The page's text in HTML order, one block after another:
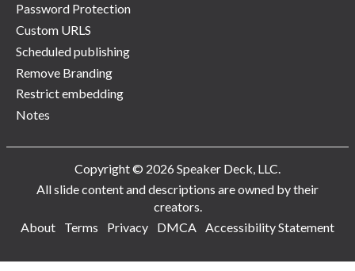
Password Protection
Custom URLS
Scheduled publishing
Remove Branding
Restrict embedding
Notes
Copyright © 2026 Speaker Deck, LLC.
All slide content and descriptions are owned by their
creators.
About
Terms Privacy DMCA Accessibility Statement